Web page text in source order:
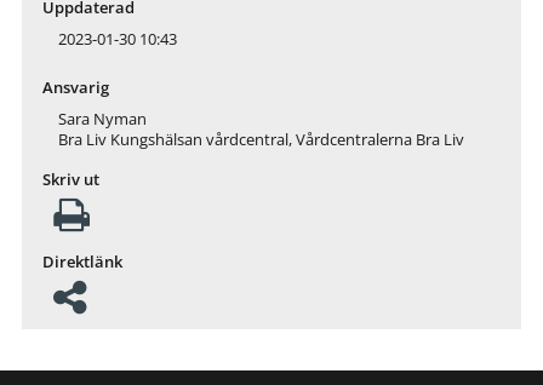
Uppdaterad
2023-01-30 10:43
Ansvarig
Sara Nyman
Bra Liv Kungshälsan vårdcentral, Vårdcentralerna Bra Liv
Skriv ut
Direktlänk